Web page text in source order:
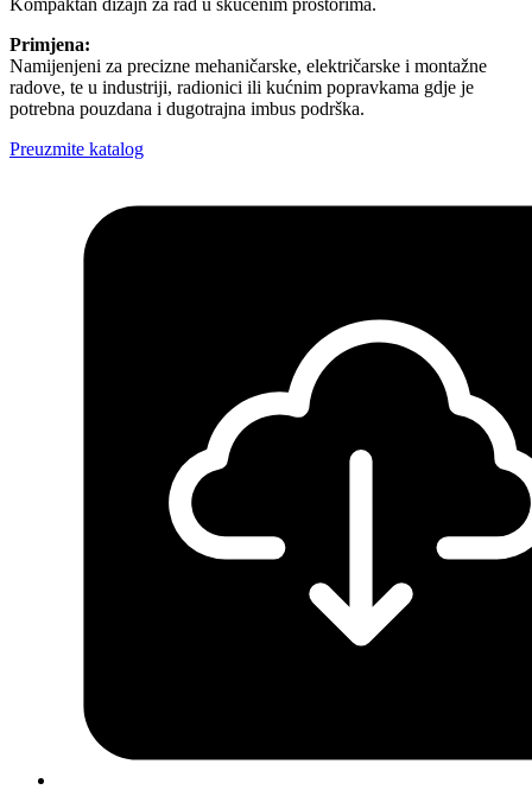
Kompaktan dizajn za rad u skučenim prostorima.
Primjena:
Namijenjeni za precizne mehaničarske, električarske i montažne
radove, te u industriji, radionici ili kućnim popravkama gdje je
potrebna pouzdana i dugotrajna imbus podrška.
Preuzmite katalog